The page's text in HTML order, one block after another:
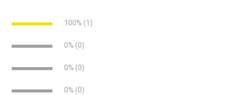
100% (1)
0% (0)
0% (0)
0% (0)